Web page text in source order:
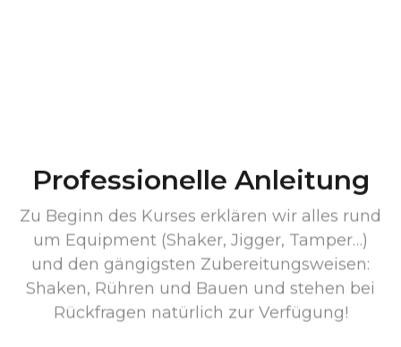
Professionelle Anleitung
Zu Beginn des Kurses erklären wir alles rund
um Equipment (Shaker, Jigger, Tamper…)
und den gängigsten Zubereitungsweisen:
Shaken, Rühren und Bauen und stehen bei
Rückfragen natürlich zur Verfügung!